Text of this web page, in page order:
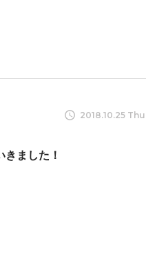
2018.10.25 Thu
きました！